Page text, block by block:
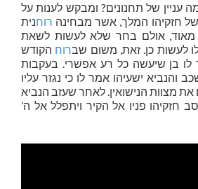
עניין של תחנונים? ומבקש לענות על
חזקיהו המלך, אשר מבחינה רוחנית
מאוד, אולם בחר שלא לעשות לשאת
לעשות כן. זאת, משום שברוח הקודש
לו בן שיעשה כל רע אפשרי. בעקבות
והנביא ישעיהו אמר לו כי נגזר עליו
מצוות הנישואין. לאחר שעזב הנביא
חזקיהו פניו אל הקיר ויתפלל אל ה’